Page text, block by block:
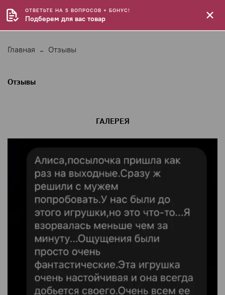
Главная Отзывы
Отзывы
ГАЛЕРЕЯ
ОТВЕТЬТЕ НА 5 ВОПРОСОВ + БОНУС!
Подберем для вас товар